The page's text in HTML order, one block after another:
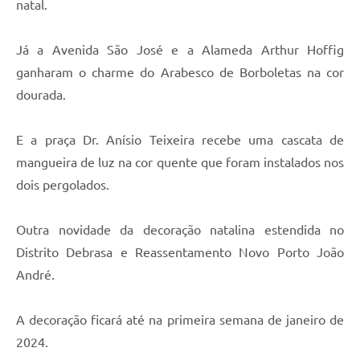
natal.
Já a Avenida São José e a Alameda Arthur Hoffig
ganharam o charme do Arabesco de Borboletas na cor
dourada.
E a praça Dr. Anísio Teixeira recebe uma cascata de
mangueira de luz na cor quente que foram instalados nos
dois pergolados.
Outra novidade da decoração natalina estendida no
Distrito Debrasa e Reassentamento Novo Porto João
André.
A decoração ficará até na primeira semana de janeiro de
2024.